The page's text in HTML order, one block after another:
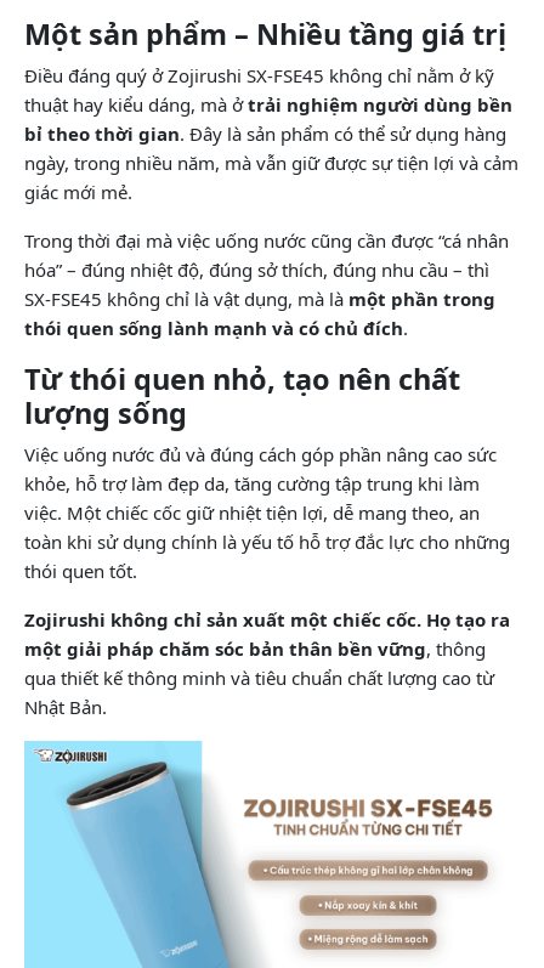
Một sản phẩm – Nhiều tầng giá trị
Điều đáng quý ở Zojirushi SX-FSE45 không chỉ nằm ở kỹ
thuật hay kiểu dáng, mà ởtrải nghiệm người dùng bền
bỉ theo thời gian. Đây là sản phẩm có thể sử dụng hàng
ngày, trong nhiều năm, mà vẫn giữ được sự tiện lợi và cảm
giác mới mẻ.
Trong thời đại mà việc uống nước cũng cần được “cá nhân
hóa” – đúng nhiệt độ, đúng sở thích, đúng nhu cầu – thì
SX-FSE45 không chỉ là vật dụng, mà là một phần trong
thói quen sống lành mạnh và có chủ đích.
Từ thói quen nhỏ, tạo nên chất
lượng sống
Việc uống nước đủ và đúng cách góp phần nâng cao sức
khỏe, hỗ trợ làm đẹp da, tăng cường tập trung khi làm
việc. Một chiếc cốc giữ nhiệt tiện lợi, dễ mang theo, an
toàn khi sử dụng chính là yếu tố hỗ trợ đắc lực cho những
thói quen tốt.
Zojirushi không chỉ sản xuất một chiếc cốc. Họ tạo ra
một giải pháp chăm sóc bản thân bền vững, thông
qua thiết kế thông minh và tiêu chuẩn chất lượng cao từ
Nhật Bản.